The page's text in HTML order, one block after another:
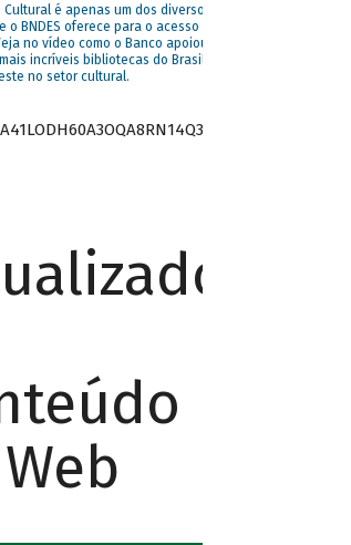
Cultural é apenas um dos diversos
o BNDES oferece para o acesso à
no vídeo como o Banco apoiou
incríveis bibliotecas do Brasil e
no setor cultural.